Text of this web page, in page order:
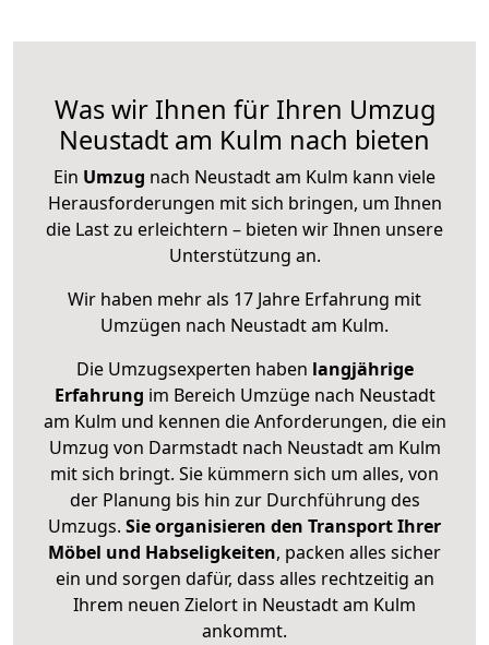
Was wir Ihnen für Ihren Umzug
Neustadt am Kulm nach bieten
Ein Umzug nach Neustadt am Kulm kann viele
Herausforderungen mit sich bringen, um Ihnen
die Last zu erleichtern – bieten wir Ihnen unsere
Unterstützung an.
Wir haben mehr als 17 Jahre Erfahrung mit
Umzügen nach Neustadt am Kulm.
Die Umzugsexperten haben langjährige
Erfahrung im Bereich Umzüge nach Neustadt
am Kulm und kennen die Anforderungen, die ein
Umzug von Darmstadt nach Neustadt am Kulm
mit sich bringt. Sie kümmern sich um alles, von
der Planung bis hin zur Durchführung des
Umzugs. Sie organisieren den Transport Ihrer
Möbel und Habseligkeiten, packen alles sicher
ein und sorgen dafür, dass alles rechtzeitig an
Ihrem neuen Zielort in Neustadt am Kulm
ankommt.